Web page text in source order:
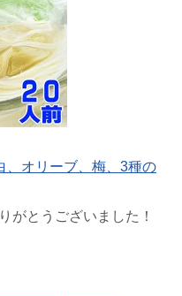
、オリーブ、梅、3種の
がとうございました！